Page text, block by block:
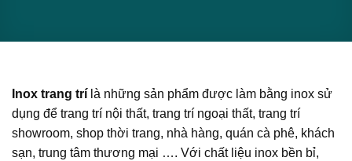
Inox trang trí là những sản phẩm được làm bằng inox sử
dụng để trang trí nội thất, trang trí ngoại thất, trang trí
showroom, shop thời trang, nhà hàng, quán cà phê, khách
sạn, trung tâm thương mại …. Với chất liệu inox bền bỉ,